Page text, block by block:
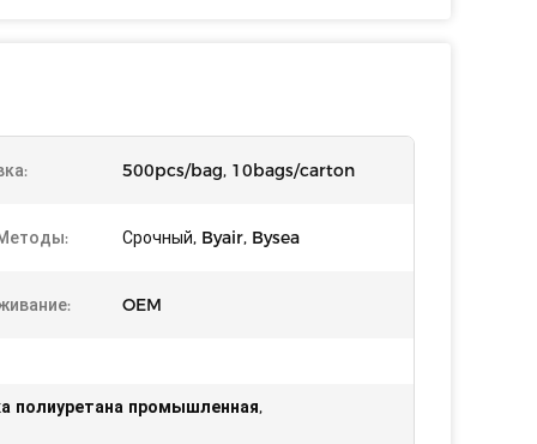
500pcs/bag, 10bags/carton
Срочный, Byair, Bysea
OEM
полиуретана промышленная,